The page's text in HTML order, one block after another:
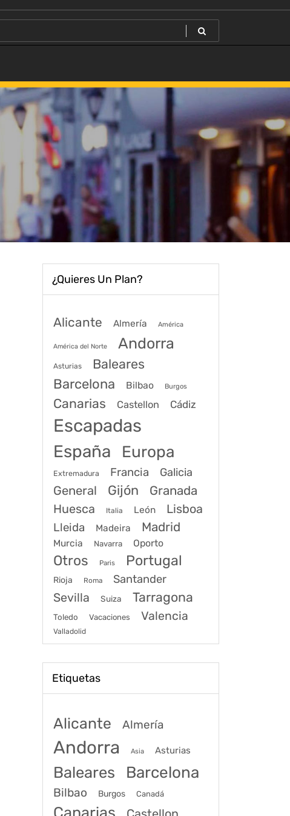
¿Quieres Un Plan?
Alicante Almería América
América del Norte Andorra
Asturias Baleares
Barcelona Bilbao Burgos
Canarias Castellon Cádiz
Escapadas
España Europa
Extremadura Francia Galicia
General Gijón
Granada
Huesca
Italia León Lisboa
Lleida Madeira Madrid
Murcia Navarra Oporto
Otros Paris Portugal
Rioja Roma Santander
Sevilla Suiza Tarragona
Toledo Vacaciones Valencia
Valladolid
Etiquetas
Alicante Almería
Andorra Asia Asturias
Baleares Barcelona
Bilbao Burgos Canadá
Canarias